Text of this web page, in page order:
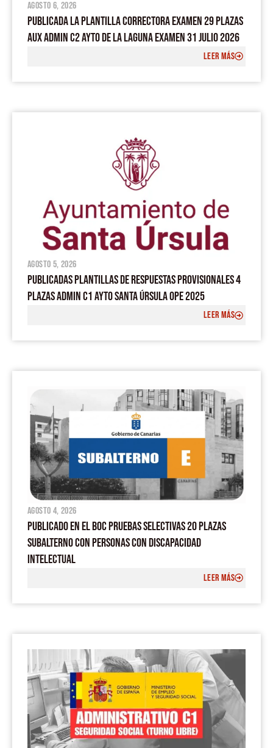
agosto 6, 2026
PUBLICADA LA PLANTILLA CORRECTORA EXAMEN 29 PLAZAS
AUX ADMIN C2 AYTO DE LA LAGUNA EXAMEN 31 JULIO 2026
LEER MÁS
agosto 5, 2026
PUBLICADAS PLANTILLAS DE RESPUESTAS PROVISIONALES 4
PLAZAS ADMIN C1 AYTO SANTA ÚRSULA OPE 2025
LEER MÁS
agosto 4, 2026
PUBLICADO EN EL BOC PRUEBAS SELECTIVAS 20 PLAZAS
SUBALTERNO CON PERSONAS CON DISCAPACIDAD
INTELECTUAL
LEER MÁS